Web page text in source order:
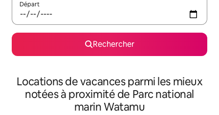
Départ
Rechercher
Locations de vacances parmi les mieux
notées à proximité de Parc national
marin Watamu